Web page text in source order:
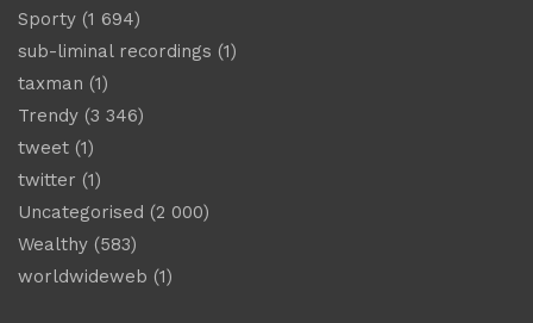
Sporty (1 694)
sub-liminal recordings (1)
taxman (1)
Trendy (3 346)
tweet (1)
twitter (1)
Uncategorised (2 000)
Wealthy (583)
worldwideweb (1)